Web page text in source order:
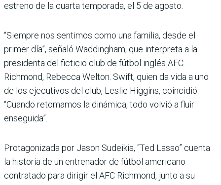
estreno de la cuarta temporada, el 5 de agosto.
“Siempre nos sentimos como una familia, desde el
primer día”, señaló Waddingham, que interpreta a la
presidenta del ficticio club de fútbol inglés AFC
Richmond, Rebecca Welton. Swift, quien da vida a uno
de los ejecutivos del club, Leslie Higgins, coincidió:
“Cuando retomamos la dinámica, todo volvió a fluir
enseguida”.
Protagonizada por Jason Sudeikis, “Ted Lasso” cuenta
la historia de un entrenador de fútbol americano
contratado para dirigir el AFC Richmond, junto a su